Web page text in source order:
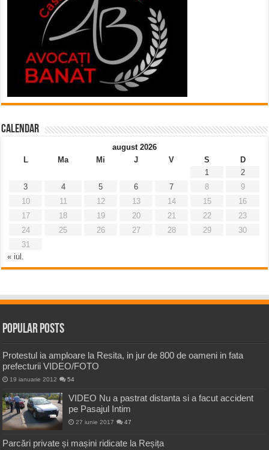
Calendar
august 2026
L
Ma Mi J V S
D
1
2
3
4 5 6 7 8
9
10
11 12 13 14 15
16
17
18 19 20 21 22
23
24
25 26 27 28 29
30
31
« iul.
Popular Posts
Protestul ia amploare la Resita, in jur de 800 de oameni in fata
prefecturii VIDEO/FOTO
19 ianuarie 2012 54
VIDEO Nu a pastrat distanta si a facut accident
pe Pasajul Intim
27 iunie 2017 47
Parcări private și mașini ridicate la Reșița